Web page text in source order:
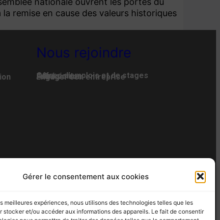
Gérer le consentement aux cookies
meilleures expériences, nous utilisons des technologies telles que les
stocker et/ou accéder aux informations des appareils. Le fait de consentir
remise en cause des valeurs historiques
Nous rejoindre
Offres d’emplois et de stages
Adhésion
Faire un don
Engager son entreprise
Fax : 02 35 07 82 19